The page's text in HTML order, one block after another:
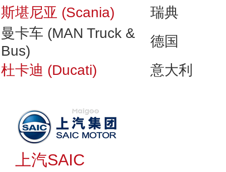
斯堪尼亚 (Scania)
瑞典
曼卡车 (MAN Truck &
Bus)
德国
杜卡迪 (Ducati)
意大利
上汽SAIC